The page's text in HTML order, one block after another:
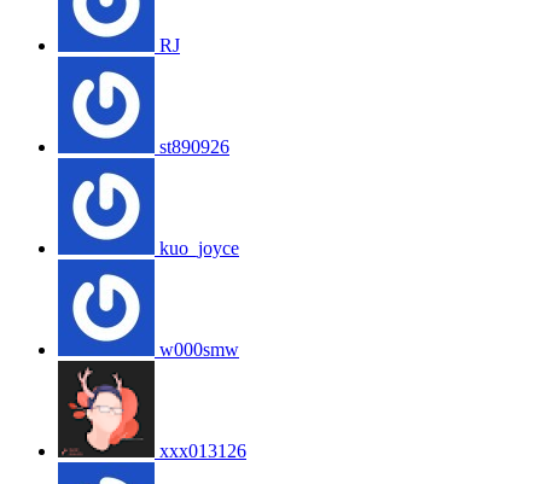
RJ
st890926
kuo_joyce
w000smw
xxx013126